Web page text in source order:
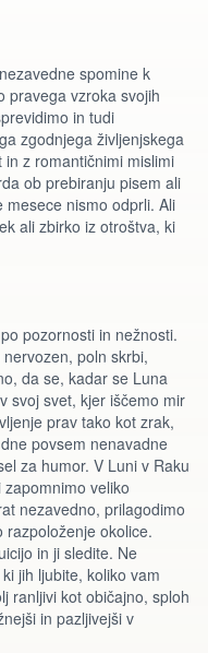
spomine k
pravega vzroka svojih
in tudi
zgodnjega življenjskega
z romantičnimi mislimi
ob prebiranju pisem ali
mesece nismo odprli. Ali
ali zbirko iz otroštva, ki
pozornosti in nežnosti.
poln skrbi,
da se, kadar se Luna
svoj svet, kjer iščemo mir
prav tako kot zrak,
povsem nenavadne
za humor. V Luni v Raku
veliko
nezavedno, prilagodimo
okolice.
in ji sledite. Ne
jih ljubite, koliko vam
ranljivi kot običajno, sploh
in pazljivejši v